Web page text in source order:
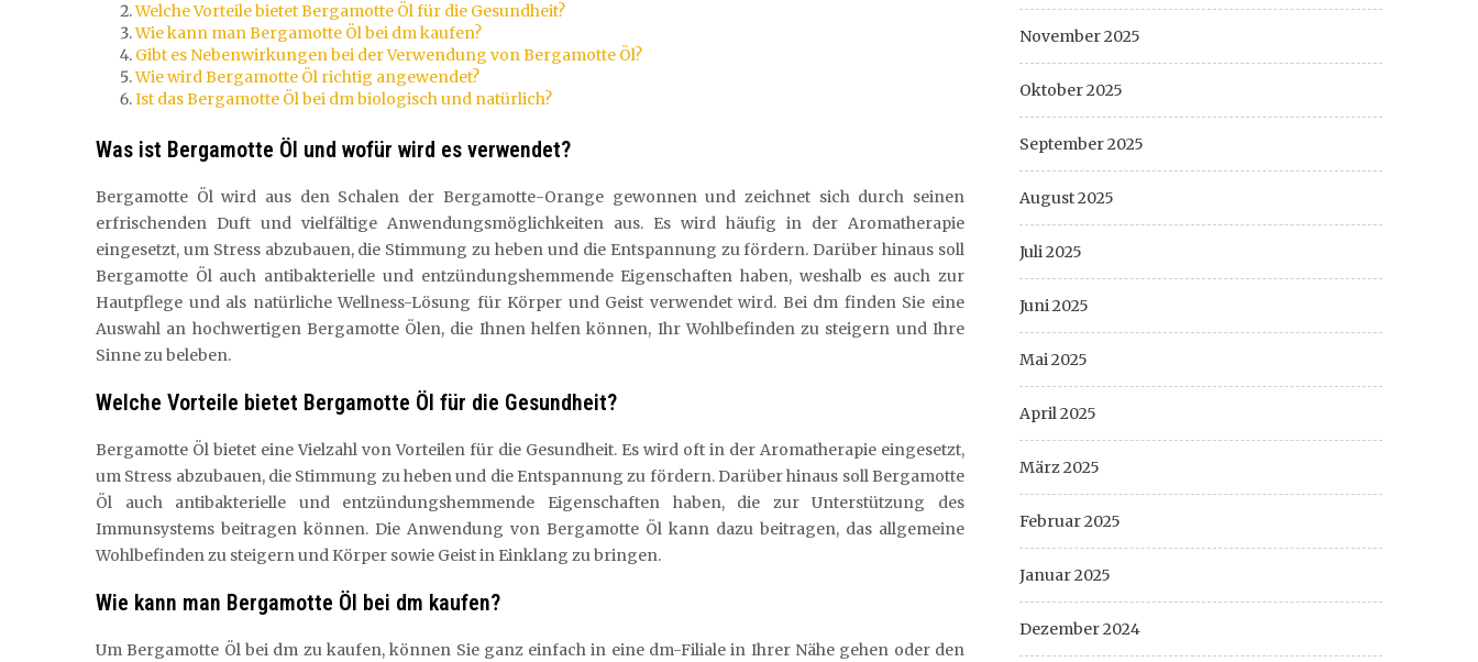
Welche Vorteile bietet Bergamotte Öl für die Gesundheit?
Wie kann man Bergamotte Öl bei dm kaufen?
Gibt es Nebenwirkungen bei der Verwendung von Bergamotte Öl?
Wie wird Bergamotte Öl richtig angewendet?
Ist das Bergamotte Öl bei dm biologisch und natürlich?
Was ist Bergamotte Öl und wofür wird es verwendet?
Bergamotte Öl wird aus den Schalen der Bergamotte-Orange gewonnen und zeichnet sich durch seinen
erfrischenden Duft und vielfältige Anwendungsmöglichkeiten aus. Es wird häufig in der Aromatherapie
eingesetzt, um Stress abzubauen, die Stimmung zu heben und die Entspannung zu fördern. Darüber hinaus soll
Bergamotte Öl auch antibakterielle und entzündungshemmende Eigenschaften haben, weshalb es auch zur
Hautpflege und als natürliche Wellness-Lösung für Körper und Geist verwendet wird. Bei dm finden Sie eine
Auswahl an hochwertigen Bergamotte Ölen, die Ihnen helfen können, Ihr Wohlbefinden zu steigern und Ihre
Sinne zu beleben.
Welche Vorteile bietet Bergamotte Öl für die Gesundheit?
Bergamotte Öl bietet eine Vielzahl von Vorteilen für die Gesundheit. Es wird oft in der Aromatherapie eingesetzt,
um Stress abzubauen, die Stimmung zu heben und die Entspannung zu fördern. Darüber hinaus soll Bergamotte
Öl auch antibakterielle und entzündungshemmende Eigenschaften haben, die zur Unterstützung des
Immunsystems beitragen können. Die Anwendung von Bergamotte Öl kann dazu beitragen, das allgemeine
Wohlbefinden zu steigern und Körper sowie Geist in Einklang zu bringen.
Wie kann man Bergamotte Öl bei dm kaufen?
Um Bergamotte Öl bei dm zu kaufen, können Sie ganz einfach in eine dm-Filiale in Ihrer Nähe gehen oder den
November 2025
Oktober 2025
September 2025
August 2025
Juli 2025
Juni 2025
Mai 2025
April 2025
März 2025
Februar 2025
Januar 2025
Dezember 2024